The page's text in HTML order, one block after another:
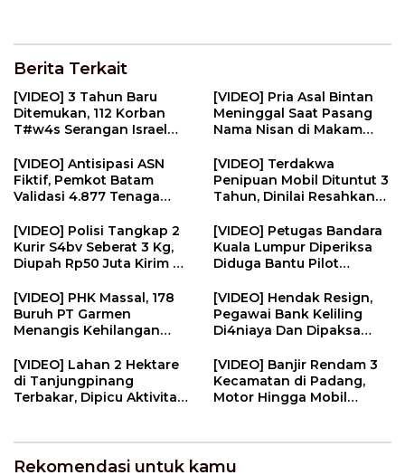
Berita Terkait
[VIDEO] 3 Tahun Baru
Ditemukan, 112 Korban
T#w4s Serangan Israel
[VIDEO] Pria Asal Bintan
Meninggal Saat Pasang
Nama Nisan di Makam
[VIDEO] Antisipasi ASN
Fiktif, Pemkot Batam
Validasi 4.877 Tenaga
[VIDEO] Terdakwa
Penipuan Mobil Dituntut 3
Tahun, Dinilai Resahkan
[VIDEO] Polisi Tangkap 2
Kurir S4bv Seberat 3 Kg,
Diupah Rp50 Juta Kirim Ke
[VIDEO] Petugas Bandara
Kuala Lumpur Diperiksa
Diduga Bantu Pilot
NEWS
[VIDEO] PHK Massal, 178
Buruh PT Garmen
Menangis Kehilangan
[VIDEO] Hendak Resign,
Pegawai Bank Keliling
Di4niaya Dan Dipaksa
Kerja | U-NEWS
[VIDEO] Lahan 2 Hektare
di Tanjungpinang
Terbakar, Dipicu Aktivitas
[VIDEO] Banjir Rendam 3
Kecamatan di Padang,
Motor Hingga Mobil
Rekomendasi untuk kamu